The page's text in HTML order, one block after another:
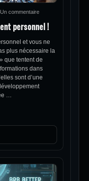
Un commentaire
personnel !
et vous ne
plus nécessaire la
que tentent de
dans
sont d’une
…